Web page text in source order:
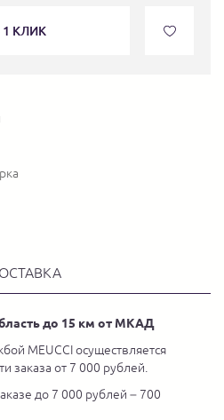
1 КЛИК
до 15 км от МКАД
MEUCCI осуществляется
заказа от 7 000 рублей.
до 7 000 рублей – 700